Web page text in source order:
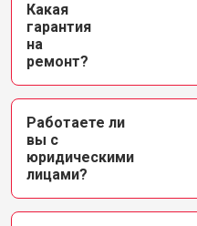
Какая
гарантия
на
ремонт?
Работаете ли
вы с
юридическими
лицами?